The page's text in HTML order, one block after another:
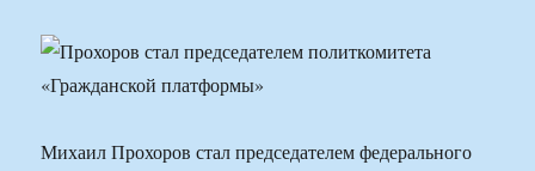
Михаил Прохоров стал председателем федерального